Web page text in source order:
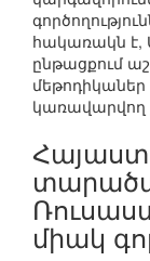
հակառակն է,
ընթացքում
մեթոդիկաներ
կառավարվող
միակ